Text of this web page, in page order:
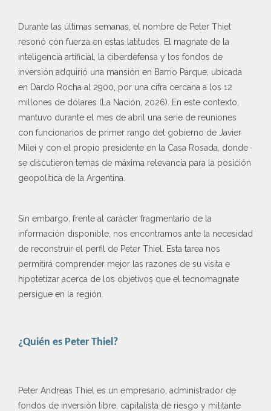
Durante las últimas semanas, el nombre de Peter Thiel
resonó con fuerza en estas latitudes. El magnate de la
inteligencia artificial, la ciberdefensa y los fondos de
inversión adquirió una mansión en Barrio Parque, ubicada
en Dardo Rocha al 2900, por una cifra cercana a los 12
millones de dólares (La Nación, 2026). En este contexto,
mantuvo durante el mes de abril una serie de reuniones
con funcionarios de primer rango del gobierno de Javier
Milei y con el propio presidente en la Casa Rosada, donde
se discutieron temas de máxima relevancia para la posición
geopolítica de la Argentina.
Sin embargo, frente al carácter fragmentario de la
información disponible, nos encontramos ante la necesidad
de reconstruir el perfil de Peter Thiel. Esta tarea nos
permitirá comprender mejor las razones de su visita e
hipotetizar acerca de los objetivos que el tecnomagnate
persigue en la región.
¿Quién es Peter Thiel?
Peter Andreas Thiel es un empresario, administrador de
fondos de inversión libre, capitalista de riesgo y militante